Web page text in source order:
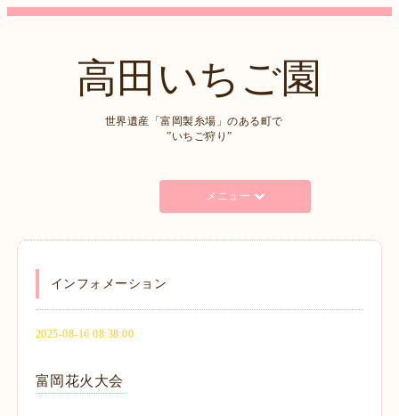
高田いちご園
世界遺産「富岡製糸場」のある町で
”いちご狩り”
メニュー
インフォメーション
2025-08-16 08:38:00
富岡花火大会